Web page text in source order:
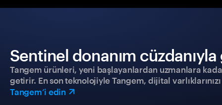
Sentinel donanım
Tangem ürünleri, yeni başlayanlardan uzmanlara
getirir. En son teknolojiyle Tangem, dijital
Tangem’i edin